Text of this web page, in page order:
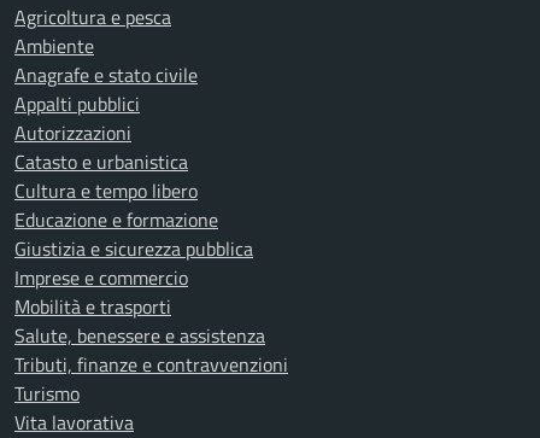
Agricoltura e pesca
Ambiente
Anagrafe e stato civile
Appalti pubblici
Autorizzazioni
Catasto e urbanistica
Cultura e tempo libero
Educazione e formazione
Giustizia e sicurezza pubblica
Imprese e commercio
Mobilità e trasporti
Salute, benessere e assistenza
Tributi, finanze e contravvenzioni
Turismo
Vita lavorativa